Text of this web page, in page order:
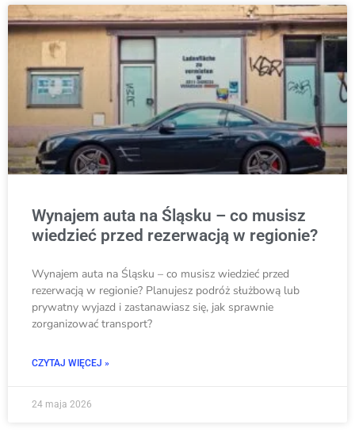
Wynajem auta na Śląsku – co musisz
wiedzieć przed rezerwacją w regionie?
Wynajem auta na Śląsku – co musisz wiedzieć przed
rezerwacją w regionie? Planujesz podróż służbową lub
prywatny wyjazd i zastanawiasz się, jak sprawnie
zorganizować transport?
CZYTAJ WIĘCEJ »
24 maja 2026